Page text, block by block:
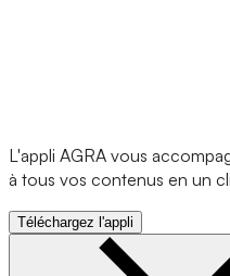
L'appli AGRA vous
à tous vos contenus en un
Téléchargez l'appli